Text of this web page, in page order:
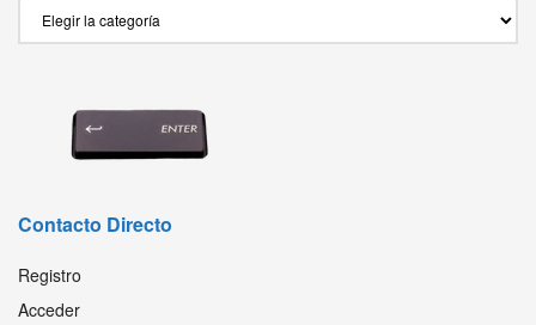
Contacto Directo
Registro
Acceder